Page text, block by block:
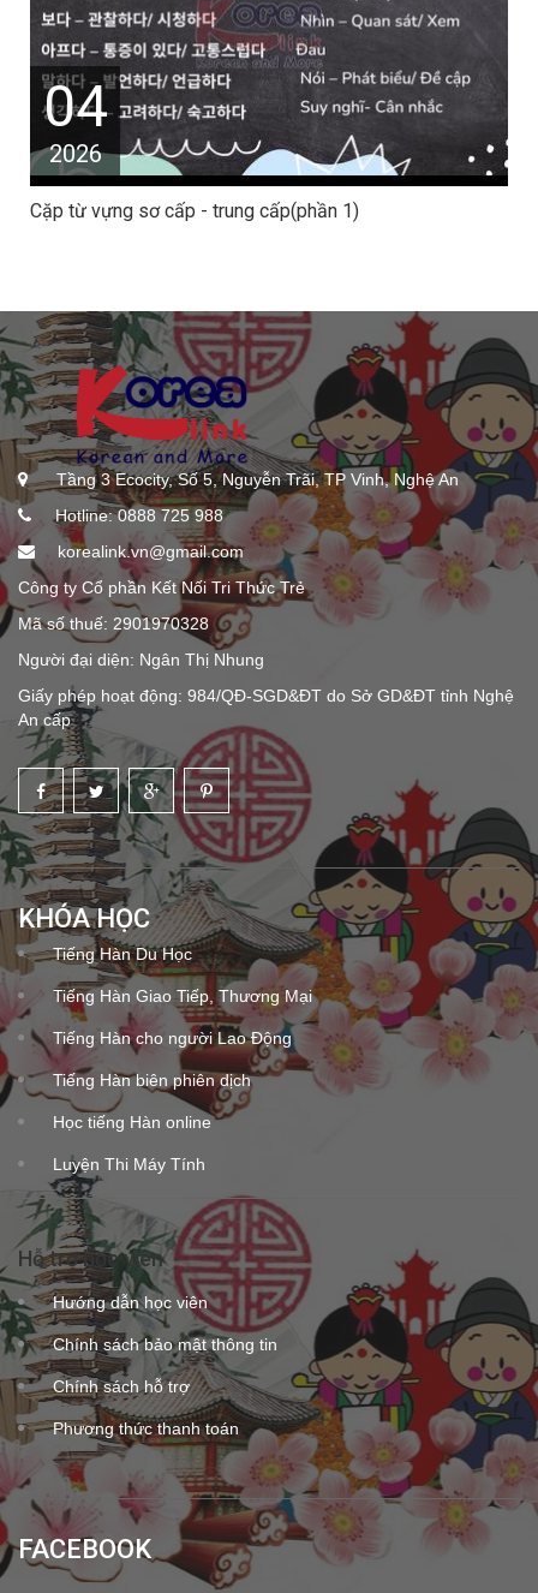
04
2026
Cặp từ vựng sơ cấp - trung cấp(phần 1)
Tầng 3 Ecocity, Số 5, Nguyễn Trãi, TP Vinh, Nghệ An
Hotline: 0888 725 988
korealink.vn@gmail.com
Công ty Cổ phần Kết Nối Tri Thức Trẻ
Mã số thuế: 2901970328
Người đại diện: Ngân Thị Nhung
Giấy phép hoạt động: 984/QĐ-SGD&ĐT do Sở GD&ĐT tỉnh Nghệ
An cấp
KHÓA HỌC
Tiếng Hàn Du Học
Tiếng Hàn Giao Tiếp, Thương Mại
Tiếng Hàn cho người Lao Động
Tiếng Hàn biên phiên dịch
Học tiếng Hàn online
Luyện Thi Máy Tính
Hỗ trợ học viên
Hướng dẫn học viên
Chính sách bảo mật thông tin
Chính sách hỗ trợ
Phương thức thanh toán
FACEBOOK